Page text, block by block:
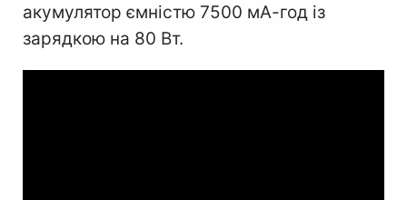
акумулятор ємністю 7500 мА-год із
зарядкою на 80 Вт.